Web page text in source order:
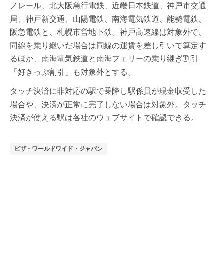
ノレール、北大阪急行電鉄、近畿日本鉄道、神戸市交通
局、神戸新交通、山陽電鉄、南海電気鉄道、能勢電鉄、
阪急電鉄と、札幌市営地下鉄。神戸高速線は対象外で、
同線を乗り継いだ場合は同線の運賃を差し引いて算定す
るほか、南海電気鉄道と南海フェリーの乗り継ぎ割引
「好きっぷ割引」も対象外とする。
タッチ決済に非対応の駅で乗降し駅係員が現金収受した
場合や、決済が正常に完了しない場合は対象外。タッチ
決済が使える駅は各社のウェブサイトで確認できる。
ビザ・ワールドワイド・ジャパン